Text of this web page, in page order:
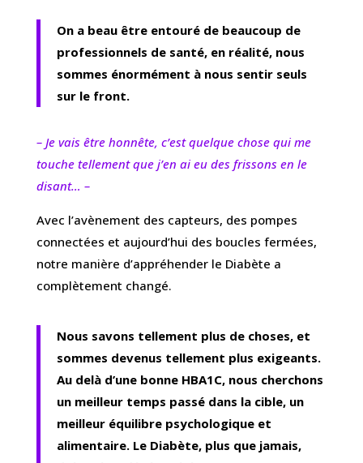
On a beau être entouré de beaucoup de
professionnels de santé, en réalité, nous
sommes énormément à nous sentir seuls
sur le front.
– Je vais être honnête, c’est quelque chose qui me
touche tellement que j’en ai eu des frissons en le
disant… –
Avec l’avènement des capteurs, des pompes
connectées et aujourd’hui des boucles fermées,
notre manière d’appréhender le Diabète a
complètement changé.
Nous savons tellement plus de choses, et
sommes devenus tellement plus exigeants.
Au delà d’une bonne HBA1C, nous cherchons
un meilleur temps passé dans la cible, un
meilleur équilibre psychologique et
alimentaire. Le Diabète, plus que jamais,